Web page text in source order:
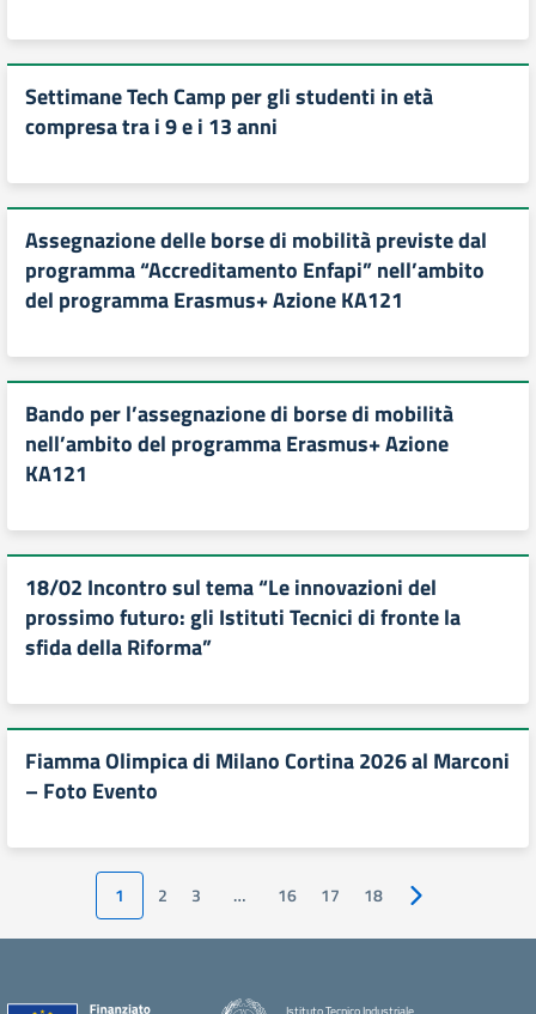
Settimane Tech Camp per gli studenti in età
compresa tra i 9 e i 13 anni
Assegnazione delle borse di mobilità previste dal
programma “Accreditamento Enfapi” nell’ambito
del programma Erasmus+ Azione KA121
Bando per l’assegnazione di borse di mobilità
nell’ambito del programma Erasmus+ Azione
KA121
18/02 Incontro sul tema “Le innovazioni del
prossimo futuro: gli Istituti Tecnici di fronte la
sfida della Riforma”
Fiamma Olimpica di Milano Cortina 2026 al Marconi
– Foto Evento
1 2 3 … 16 17 18 Pagina
Istituto Tecnico Industriale